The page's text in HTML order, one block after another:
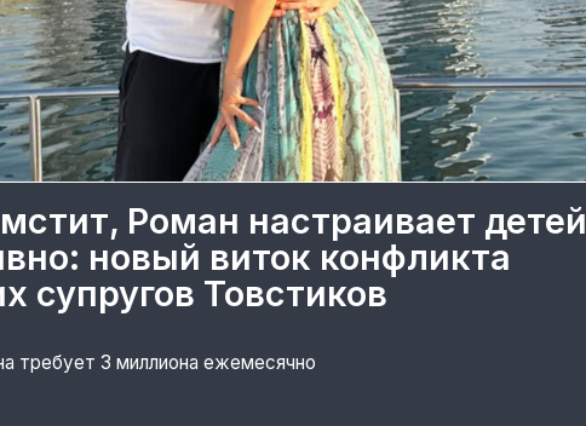
Роман настраивает детей
новый виток конфликта
супругов Товстиков
требует 3 миллиона ежемесячно